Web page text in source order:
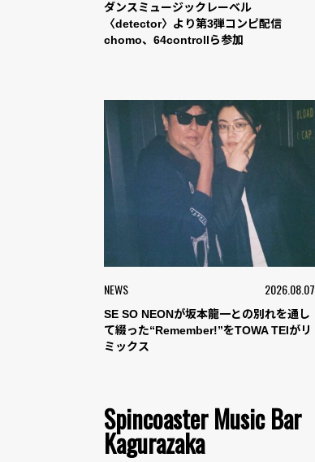
ダンスミュージックレーベル
〈detector〉より第3弾コンピ配信
chomo、64controllら参加
NEWS 2026.08.07
SE SO NEONが坂本龍一との別れを通し
て綴った“Remember!”をTOWA TEIがリ
ミックス
Spincoaster Music Bar
Kagurazaka